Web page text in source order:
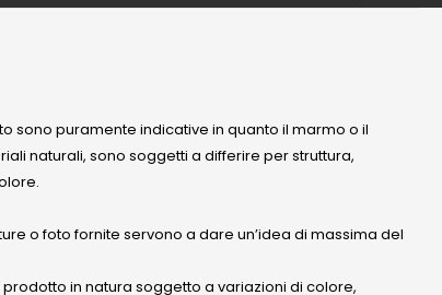
sono puramente indicative in quanto il marmo o il
naturali, sono soggetti a differire per struttura,
o foto fornite servono a dare un’idea di massima del
in natura soggetto a variazioni di colore,